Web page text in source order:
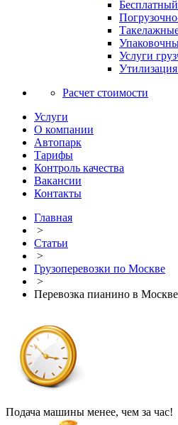
Услуги
Расчет стоимости
Услуги
О компании
Автопарк
Тарифы
Контроль качества
Вакансии
Контакты
Главная
>
Статьи
>
Грузоперевозки по Москве
>
Перевозка пианино в Москве
Подача машины менее, чем за час!